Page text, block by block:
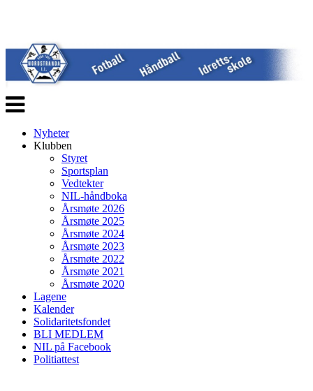
Veksle
navigasjon
Nyheter
Klubben
Styret
Sportsplan
Vedtekter
NIL-håndboka
Årsmøte 2026
Årsmøte 2025
Årsmøte 2024
Årsmøte 2023
Årsmøte 2022
Årsmøte 2021
Årsmøte 2020
Lagene
Kalender
Solidaritetsfondet
BLI MEDLEM
NIL på Facebook
Politiattest